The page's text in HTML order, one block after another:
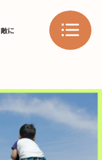
に
暮らし